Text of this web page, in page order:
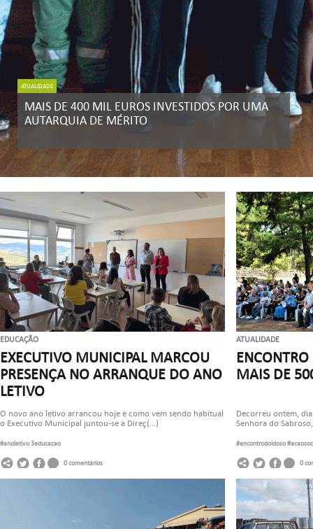
ATUALIDADE
MAIS DE 400 MIL EUROS INVESTIDOS POR UMA
AUTARQUIA DE MÉRITO
EDUCAÇÃO
EXECUTIVO MUNICIPAL MARCOU
PRESENÇA NO ARRANQUE DO ANO
LETIVO
O novo ano letivo arrancou hoje e como vem sendo habitual
o Executivo Municipal juntou-se à Direç(...)
#anoletivo 3educacao
0 comentários
ATUALIDADE
MAIS DE
Decorreu ontem,
Senhora do
#encontrodoidoso
0